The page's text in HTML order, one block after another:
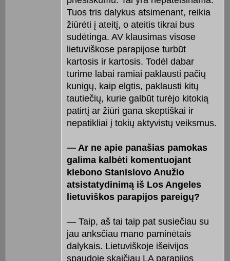
Tuos tris dalykus atsimenant, reikia
žiūrėti į ateitį, o ateitis tikrai bus
sudėtinga. AV klausimas visose
lietuviškose parapijose turbūt
kartosis ir kartosis. Todėl dabar
turime labai ramiai paklausti pačių
kunigų, kaip elgtis, paklausti kitų
tautiečių, kurie galbūt turėjo kitokią
patirtį ar žiūri gana skeptiškai ir
nepatikliai į tokių aktyvistų veiksmus.
— Ar ne apie panašias pamokas
galima kalbėti komentuojant
klebono Stanislovo Anužio
atsistatydinimą iš Los Angeles
lietuviškos parapijos pareigų?
— Taip, aš tai taip pat susiečiau su
jau anksčiau mano paminėtais
dalykais. Lietuviškoje išeivijos
spaudoje skaičiau LA parapijos